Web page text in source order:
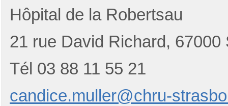
Hôpital de la Robertsau
21 rue David Richard,
Tél 03 88 11 55 21
candice.muller@chru-